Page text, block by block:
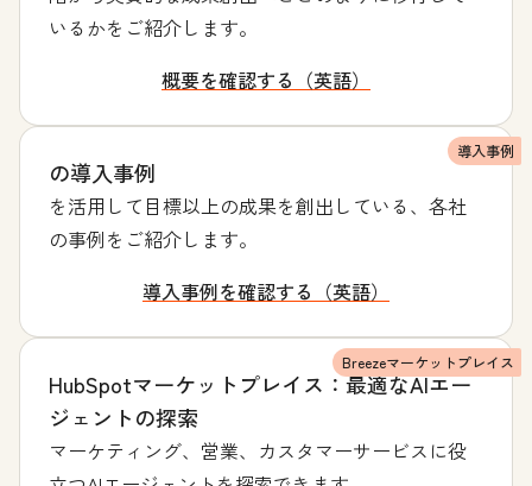
いるかをご紹介します。
概要を確認する（英語）
導入事例
の導入事例
を活用して目標以上の成果を創出している、各社
の事例をご紹介します。
導入事例を確認する（英語）
Breezeマーケットプレイス
HubSpotマーケットプレイス：最適なAIエー
ジェントの探索
マーケティング、営業、カスタマーサービスに役